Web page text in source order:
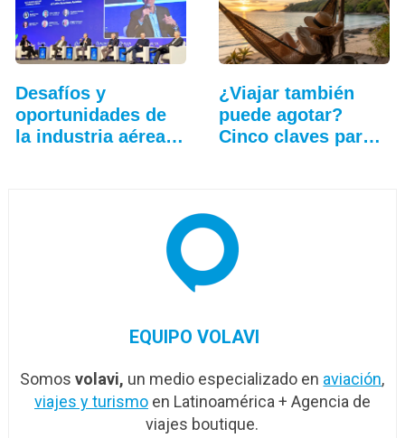
Desafíos y
oportunidades de
la industria aérea
¿Viajar también
puede agotar?
Cinco claves para
EQUIPO VOLAVI
Somosvolavi, un medio especializado en aviación,
viajes y turismoen Latinoamérica + Agencia de
viajes boutique.